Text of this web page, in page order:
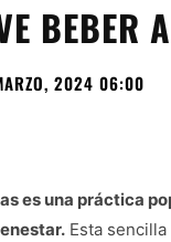
BEBER
2024 06:00
es una práctica
Esta